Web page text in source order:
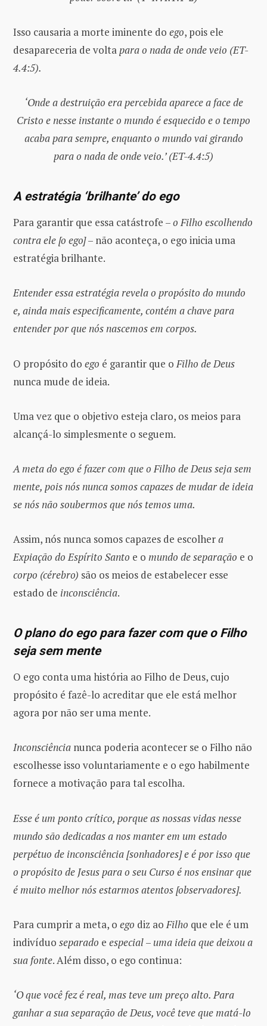
Isso causaria a morte iminente do ego, pois ele
desapareceria de volta para o nada de onde veio (ET-
4.4:5).
‘Onde a destruição era percebida aparece a face de
Cristo e nesse instante o mundo é esquecido e o tempo
acaba para sempre, enquanto o mundo vai girando
para o nada de onde veio.’ (ET-4.4:5)
A estratégia ‘brilhante’ do ego
Para garantir que essa catástrofe –o Filho escolhendo
contra ele [o ego]– não aconteça, o ego inicia uma
estratégia brilhante.
Entender essa estratégia revela o propósito do mundo
e, ainda mais especificamente, contém a chave para
entender por que nós nascemos em corpos.
O propósito do ego é garantir que o Filho de Deus
nunca mude de ideia.
Uma vez que o objetivo esteja claro, os meios para
alcançá-lo simplesmente o seguem.
A meta do ego é fazer com que o Filho de Deus seja sem
mente, pois nós nunca somos capazes de mudar de ideia
se nós não soubermos que nós temos uma.
Assim, nós nunca somos capazes de escolhera
Expiação do Espírito Santo e o mundo de separação e o
corpo (cérebro) são os meios de estabelecer esse
estado de inconsciência.
O plano do ego para fazer com que o Filho
seja sem mente
O ego conta uma história ao Filho de Deus, cujo
propósito é fazê-lo acreditar que ele está melhor
agora por não ser uma mente.
Inconsciência nunca poderia acontecer se o Filho não
escolhesse isso voluntariamente e o ego habilmente
fornece a motivação para tal escolha.
Esse é um ponto crítico, porque as nossas vidas nesse
mundo são dedicadas a nos manter em um estado
perpétuo de inconsciência [sonhadores] e é por isso que
o propósito de Jesus para o seu Curso é nos ensinar que
é muito melhor nós estarmos atentos [observadores].
Para cumprir a meta, o ego diz ao Filho que ele é um
indivíduo separado e especial– uma ideia que deixou a
sua fonte. Além disso, o ego continua:
‘O que você fez é real, mas teve um preço alto. Para
ganhar a sua separação de Deus, você teve que matá-lo